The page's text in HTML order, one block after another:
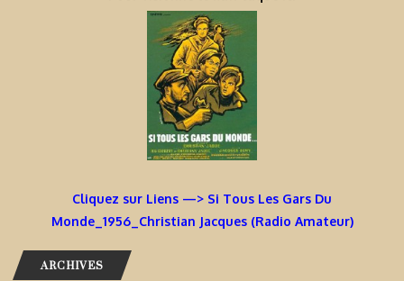
Cliquez sur Liens —> Si Tous Les Gars Du
Monde_1956_Christian Jacques (Radio Amateur)
ARCHIVES